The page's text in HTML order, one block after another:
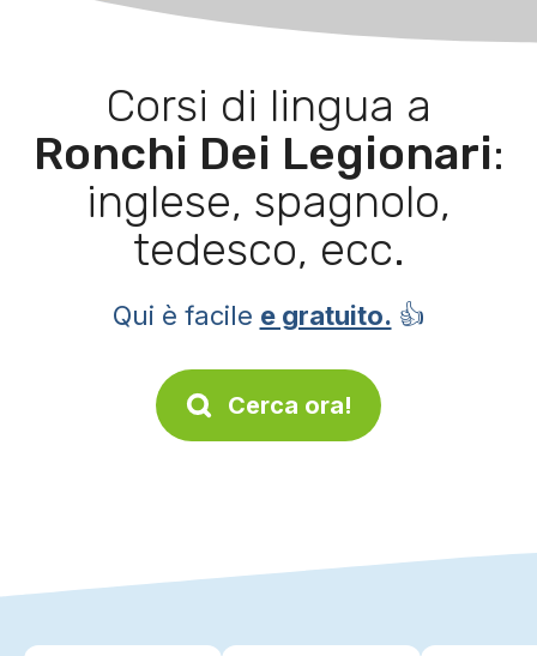
Corsi di lingua a
Ronchi Dei Legionari:
inglese, spagnolo,
tedesco, ecc.
Qui è facile e gratuito. 👍
Cerca ora!